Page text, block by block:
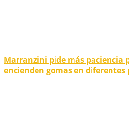
Marranzini pide más paciencia
encienden gomas en diferentes